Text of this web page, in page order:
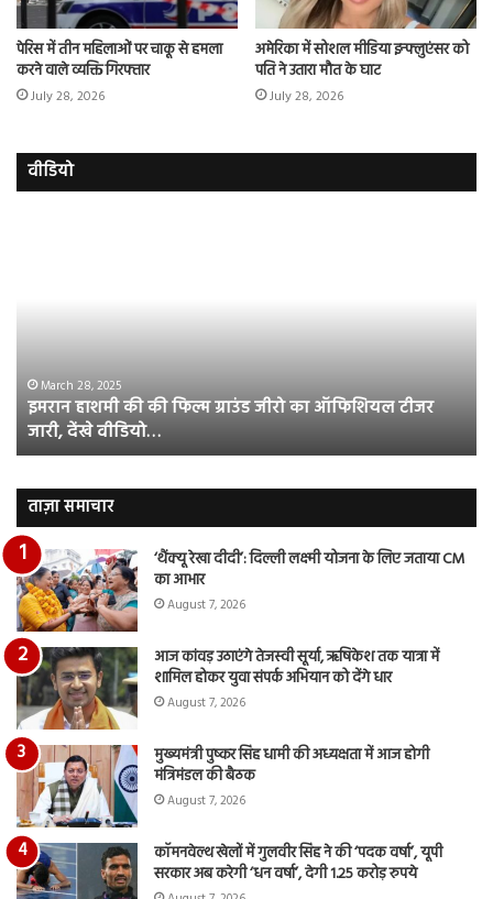
पेरिस में तीन महिलाओं पर चाकू से हमला
करने वाले व्यक्ति गिरफ्तार
July 28, 2026
अमेरिका में सोशल मीडिया इन्फ्लुएंसर को
पति ने उतारा मौत के घाट
July 28, 2026
वीडियो
का
ऑफिशियल
टीजर
जारी,
वीडियो…
March 28, 2025
इमरान हाशमी की की फिल्म ग्राउंड जीरो का ऑफिशियल टीजर
जारी, देंखे वीडियो…
ताज़ा समाचार
‘थैंक्यू रेखा दीदी’: दिल्ली लक्ष्मी योजना के लिए जताया CM
का आभार
August 7, 2026
आज कांवड़ उठाएंगे तेजस्वी सूर्या, ऋषिकेश तक यात्रा में
शामिल होकर युवा संपर्क अभियान को देंगे धार
August 7, 2026
मुख्यमंत्री पुष्कर सिंह धामी की अध्यक्षता में आज होगी
मंत्रिमंडल की बैठक
August 7, 2026
कॉमनवेल्थ खेलों में गुलवीर सिंह ने की ‘पदक वर्षा’, यूपी
सरकार अब करेगी ‘धन वर्षा’, देगी 1.25 करोड़ रुपये